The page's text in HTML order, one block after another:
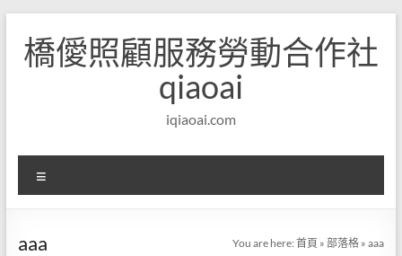
content
橋僾照顧服務勞動合作社
qiaoai
iqiaoai.com
單
aaa You are here:首頁 »部落格 »aaa